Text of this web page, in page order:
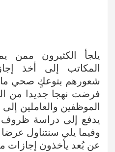
يلجأ الكثيرون ممن
المكاتب إلى أخذ
شعورهم بتوعكٍ صحي ما،
فرضت نهجا جديدا من
الموظفين والعاملين
يدفع إلى دراسة ظروف
وفيما يلي سنتناول عرضا
عن بُعد يأخذون إجازات